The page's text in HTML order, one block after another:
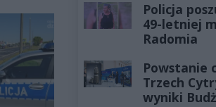
Policja
49-letniej
Radomia
Powstanie
Trzech
wyniki